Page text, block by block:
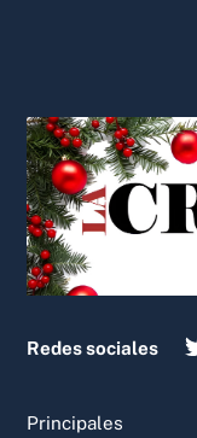
Redes sociales
Principales